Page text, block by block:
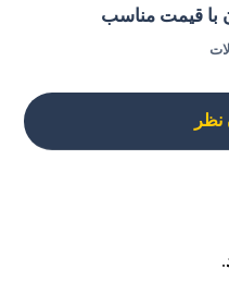
با قیمت مناسب
نظر
.